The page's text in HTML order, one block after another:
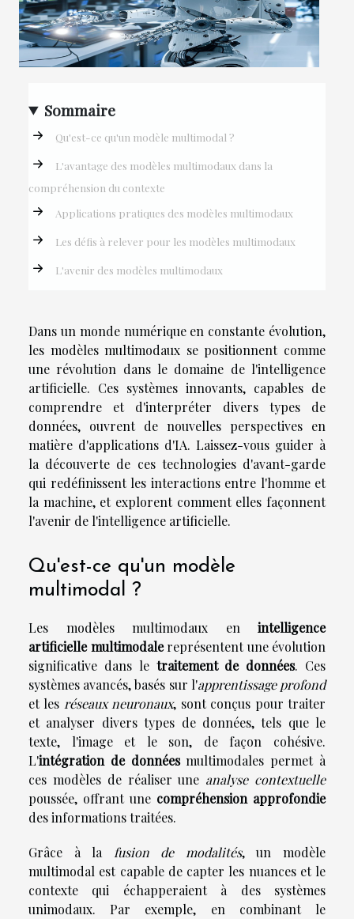
Sommaire
Qu'est-ce qu'un modèle multimodal ?
L'avantage des modèles multimodaux dans la
compréhension du contexte
Applications pratiques des modèles multimodaux
Les défis à relever pour les modèles multimodaux
L'avenir des modèles multimodaux
Dans un monde numérique en constante évolution,
les modèles multimodaux se positionnent comme
une révolution dans le domaine de l'intelligence
artificielle. Ces systèmes innovants, capables de
comprendre et d'interpréter divers types de
données, ouvrent de nouvelles perspectives en
matière d'applications d'IA. Laissez-vous guider à
la découverte de ces technologies d'avant-garde
qui redéfinissent les interactions entre l'homme et
la machine, et explorent comment elles façonnent
l'avenir de l'intelligence artificielle.
Qu'est-ce qu'un modèle
multimodal ?
Les modèles multimodaux en intelligence
artificielle multimodalereprésentent une évolution
significative dans le traitement de données. Ces
systèmes avancés, basés sur l'apprentissage profond
et les réseaux neuronaux, sont conçus pour traiter
et analyser divers types de données, tels que le
texte, l'image et le son, de façon cohésive.
L'intégration de donnéesmultimodales permet à
ces modèles de réaliser une analyse contextuelle
poussée, offrant une compréhension approfondie
des informations traitées.
Grâce à la fusion de modalités, un modèle
multimodal est capable de capter les nuances et le
contexte qui échapperaient à des systèmes
unimodaux. Par exemple, en combinant le